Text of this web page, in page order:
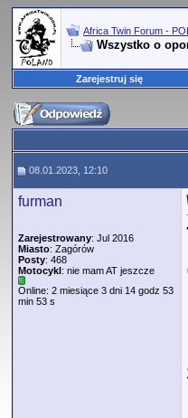
Africa Twin Forum -
Wszystko o
Zarejestruj się
08.01.2023, 12:10
furman
Zarejestrowany: Jul 2016
Miasto: Zagórów
Posty: 468
Motocykl: nie mam AT jeszcze
Online: 2 miesiące 3 dni 14 godz 53
min 53 s